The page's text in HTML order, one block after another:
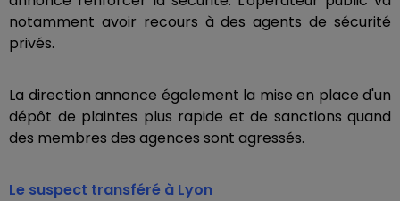
notamment avoir recours à des agents de sécurité
privés.
La direction annonce également la mise en place d'un
dépôt de plaintes plus rapide et de sanctions quand
des membres des agences sont agressés.
Le suspect transféré à Lyon